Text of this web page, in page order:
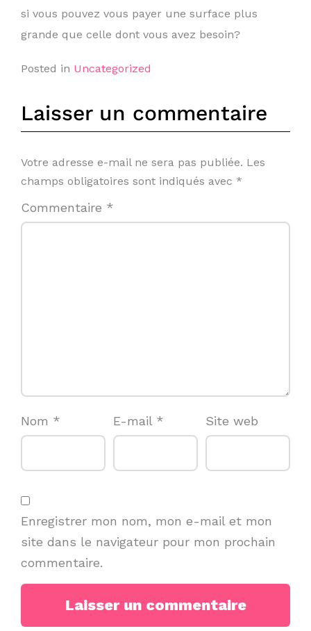
si vous pouvez vous payer une surface plus
grande que celle dont vous avez besoin?
Posted in Uncategorized
Laisser un commentaire
Votre adresse e-mail ne sera pas publiée. Les
champs obligatoires sont indiqués avec *
Commentaire *
Nom * E-mail * Site web
Enregistrer mon nom, mon e-mail et mon
site dans le navigateur pour mon prochain
commentaire.